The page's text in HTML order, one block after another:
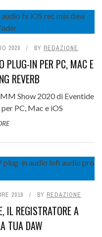
2020 BY REDAZIONE
PLUG-IN PER PC, MAC E
REVERB
Show 2020 di Eventide
PC, Mac e iOS
2019 BY REDAZIONE
IL REGISTRATORE A
TUA DAW